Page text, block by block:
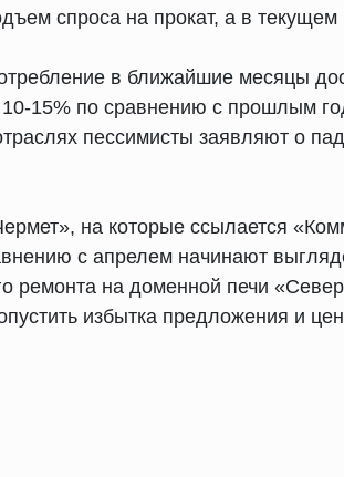
спроса на прокат, а в текущем
в ближайшие месяцы
15% по сравнению с прошлым
пессимисты заявляют о
на которые ссылается
с апрелем начинают
ремонта на доменной печи
избытка предложения и